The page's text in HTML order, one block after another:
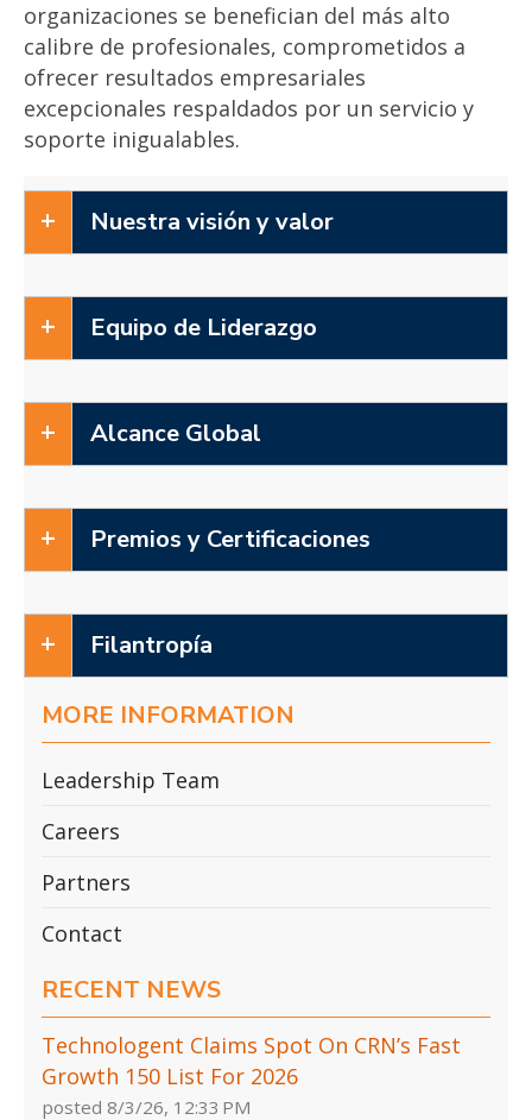
organizaciones se benefician del más alto
calibre de profesionales, comprometidos a
ofrecer resultados empresariales
excepcionales respaldados por un servicio y
soporte inigualables.
Nuestra visión y valor
Equipo de Liderazgo
Alcance Global
Premios y Certificaciones
Filantropía
MORE INFORMATION
Leadership Team
Careers
Partners
Contact
RECENT NEWS
Technologent Claims Spot On CRN’s Fast
Growth 150 List For 2026
posted 8/3/26, 12:33 PM